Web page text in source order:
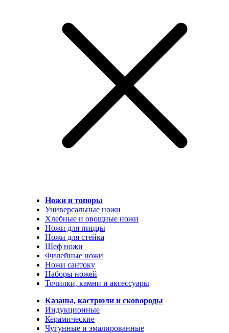
Ножи и топоры
Универсальные ножи
Хлебные и овощные ножи
Ножи для пиццы
Ножи для стейка
Шеф ножи
Филейные ножи
Ножи сантоку
Наборы ножей
Точилки, камни и аксессуары
Казаны, кастрюли и сковороды
Индукционные
Керамические
Чугунные и эмалированные